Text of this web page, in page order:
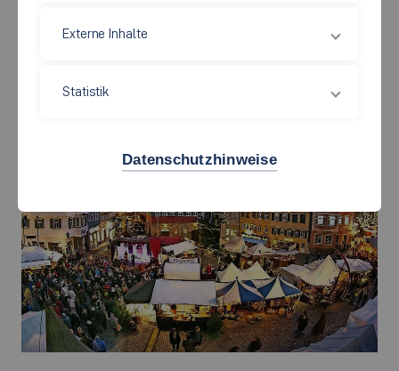
Externe Inhalte
Statistik
Datenschutzhinweise